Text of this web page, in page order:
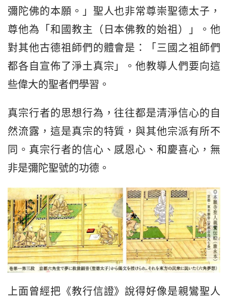
彌陀佛的本願。」聖人也非常尊崇聖德太子，
尊他為「和國教主（日本佛教的始祖）」。他
對其他古德祖師們的體會是：「三國之祖師們
都各自宣佈了淨土真宗」。他教導人們要向這
些偉大的聖者們學習。
真宗行者的思想行為，往往都是清淨信心的自
然流露，這是真宗的特質，與其他宗派有所不
同。真宗行者的信心、感恩心、和慶喜心，無
非是彌陀聖號的功德。
上面曾經把《教行信證》說得好像是親鸞聖人